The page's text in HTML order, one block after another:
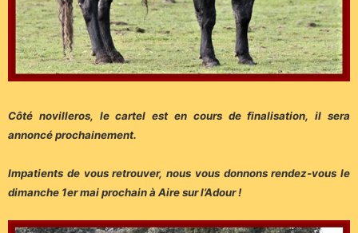
Côté novilleros, le cartel est en cours de finalisation, il sera
annoncé prochainement.
Impatients de vous retrouver, nous vous donnons rendez-vous le
dimanche 1er mai prochain à Aire sur l’Adour !